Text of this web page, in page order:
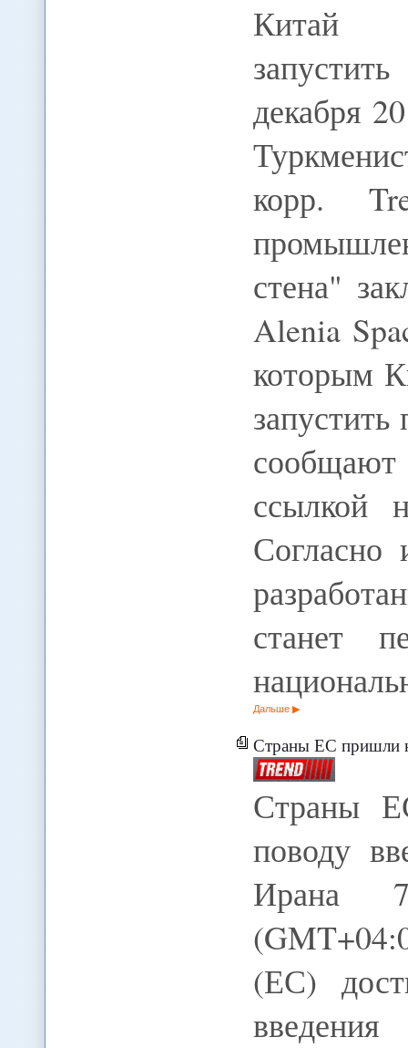
Китай
декабря
корр.
стена"
Alenia
которым
ссылкой
Согласно
станет
Дальше
Страны ЕС пришли к
Страны
поводу
Ирана
(ЕС)